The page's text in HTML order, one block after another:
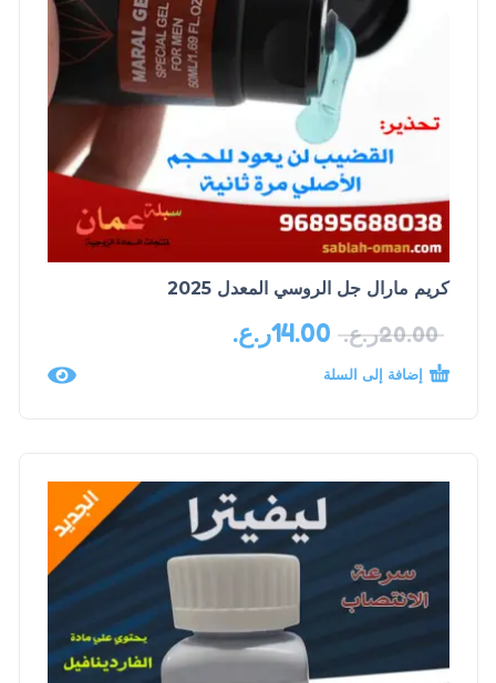
كريم مارال جل الروسي المعدل 2025
20.00ر.ع. 14.00ر.ع.
إضافة إلى السلة